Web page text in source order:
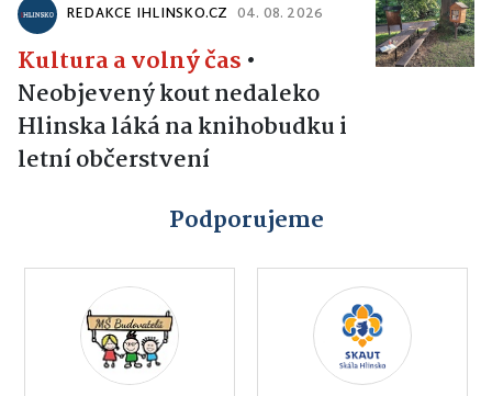
REDAKCE IHLINSKO.CZ 04. 08. 2026
Kultura a volný čas •
Neobjevený kout nedaleko
Hlinska láká na knihobudku i
letní občerstvení
Podporujeme